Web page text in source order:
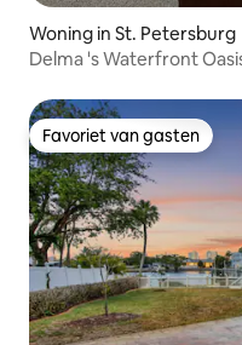
Woning in St. Petersburg
Delma 's Waterfront
Favoriet van gasten
Favoriet van gasten